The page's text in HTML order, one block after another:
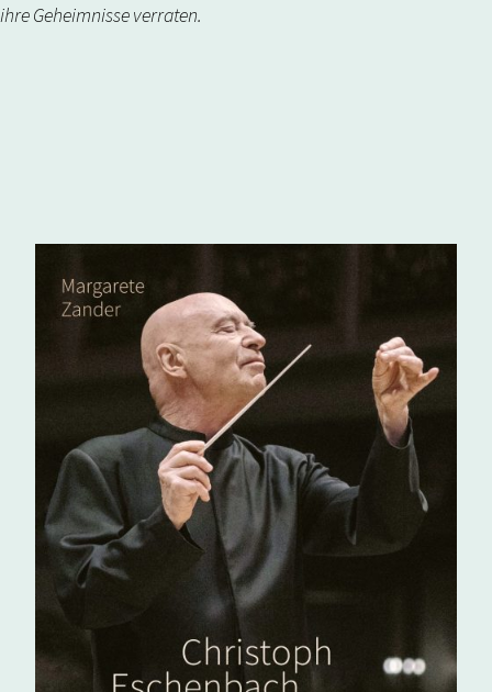
ihre Geheimnisse verraten.